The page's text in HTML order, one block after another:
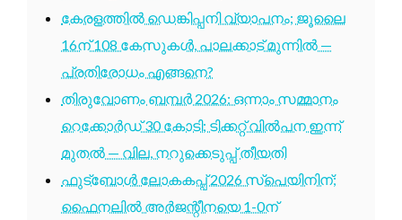
കേരളത്തിൽ ഡെങ്കിപ്പനി വ്യാപനം; ജൂലൈ
16ന് 108 കേസുകൾ, പാലക്കാട് മുന്നിൽ —
പ്രതിരോധം എങ്ങനെ?
തിരുവോണം ബമ്പർ 2026: ഒന്നാം സമ്മാനം
റെക്കോർഡ് 30 കോടി; ടിക്കറ്റ് വിൽപന ഇന്ന്
മുതൽ — വില, നറുക്കെടുപ്പ് തീയതി
ഫുട്ബോൾ ലോകകപ്പ് 2026 സ്പെയിനിന്;
ഫൈനലിൽ അർജന്റീനയെ 1-0ന്